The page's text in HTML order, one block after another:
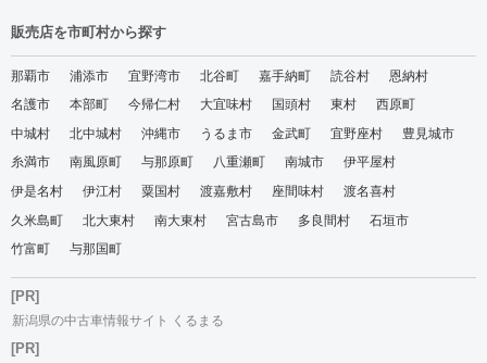
販売店を市町村から探す
那覇市 浦添市 宜野湾市 北谷町 嘉手納町 読谷村
恩納村
名護市
本部町 今帰仁村 大宜味村 国頭村 東村
西原町
中城村
北中城村 沖縄市 うるま市 金武町 宜野座村
豊見城市
糸満市
南風原町 与那原町 八重瀬町 南城市
伊平屋村
伊是名村
伊江村 粟国村 渡嘉敷村 座間味村
渡名喜村
久米島町
北大東村 南大東村 宮古島市 多良間村
石垣市
竹富町
与那国町
[PR]
新潟県の中古車情報サイト くるまる
[PR]